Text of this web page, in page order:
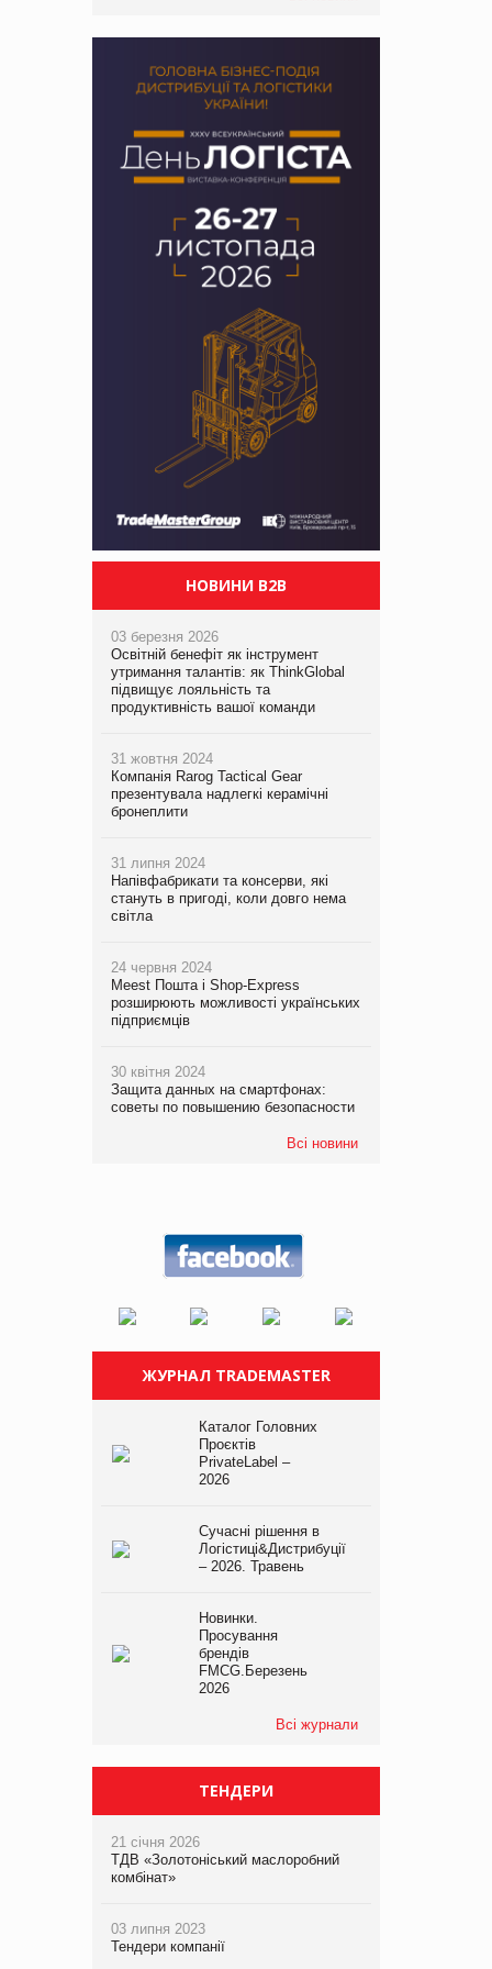
НОВИНИ B2B
03 березня 2026
Освітній бенефіт як інструмент
утримання талантів: як ThinkGlobal
підвищує лояльність та
продуктивність вашої команди
31 жовтня 2024
Компанія Rarog Tactical Gear
презентувала надлегкі керамічні
бронеплити
31 липня 2024
Напівфабрикати та консерви, які
стануть в пригоді, коли довго нема
світла
24 червня 2024
Meest Пошта і Shop-Express
розширюють можливості українських
підприємців
30 квітня 2024
Защита данных на смартфонах:
советы по повышению безопасности
Всі новини
ЖУРНАЛ TRADEMASTER
Каталог Головних
Проєктів
PrivateLabel –
2026
Сучасні рішення в
Логістиці&Дистрибуції
– 2026. Травень
Новинки.
Просування
брендів
FMCG.Березень
2026
Всі журнали
ТЕНДЕРИ
21 січня 2026
ТДВ «Золотоніський маслоробний
комбінат»
03 липня 2023
Тендери компанії